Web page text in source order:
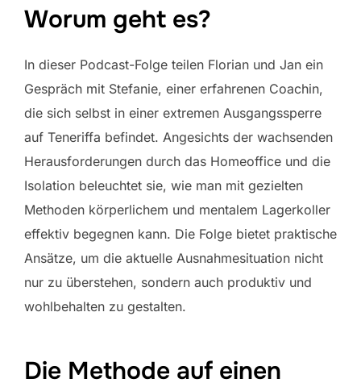
Worum geht es?
In dieser Podcast-Folge teilen Florian und Jan ein
Gespräch mit Stefanie, einer erfahrenen Coachin,
die sich selbst in einer extremen Ausgangssperre
auf Teneriffa befindet. Angesichts der wachsenden
Herausforderungen durch das Homeoffice und die
Isolation beleuchtet sie, wie man mit gezielten
Methoden körperlichem und mentalem Lagerkoller
effektiv begegnen kann. Die Folge bietet praktische
Ansätze, um die aktuelle Ausnahmesituation nicht
nur zu überstehen, sondern auch produktiv und
wohlbehalten zu gestalten.
Die Methode auf einen